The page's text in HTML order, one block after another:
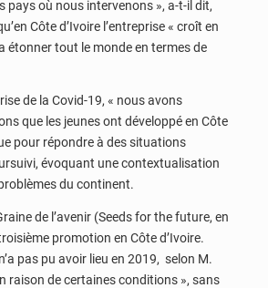
pays où nous intervenons », a-t-il dit,
Côte d’Ivoire l’entreprise « croît en
étonner tout le monde en termes de
de la Covid-19, « nous avons
que les jeunes ont développé en Côte
pour répondre à des situations
évoquant une contextualisation
du continent.
de l’avenir (Seeds for the future, en
promotion en Côte d’Ivoire.
pas pu avoir lieu en 2019, selon M.
raison de certaines conditions », sans